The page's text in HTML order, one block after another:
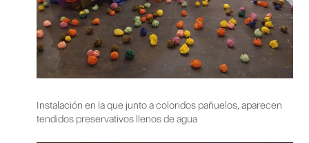
Instalación en la que junto a coloridos pañuelos, aparecen
tendidos preservativos llenos de agua